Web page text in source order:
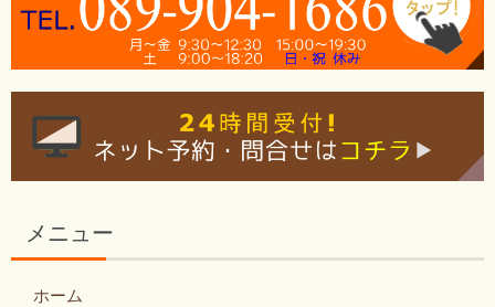
メニュー
ホーム